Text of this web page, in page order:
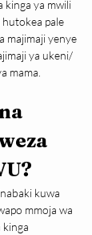
kinga ya mwili
hutokea pale
majimaji yenye
ya ukeni/
mama.
kuwa
mmoja wa
kinga